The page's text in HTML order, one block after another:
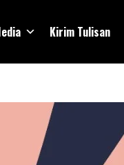
Kirim Tulisan